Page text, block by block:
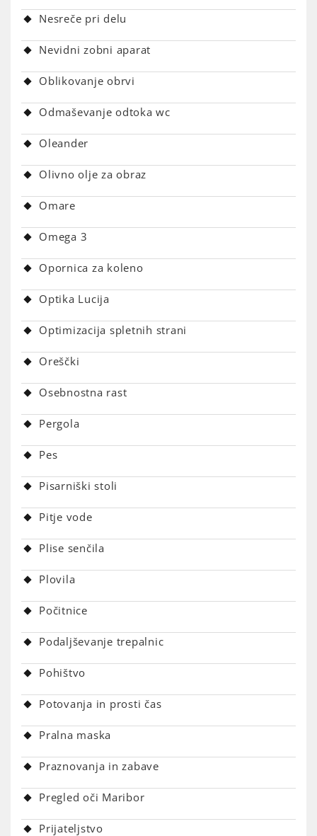
Nesreče pri delu
Nevidni zobni aparat
Oblikovanje obrvi
Odmaševanje odtoka wc
Oleander
Olivno olje za obraz
Omare
Omega 3
Opornica za koleno
Optika Lucija
Optimizacija spletnih strani
Oreščki
Osebnostna rast
Pergola
Pes
Pisarniški stoli
Pitje vode
Plise senčila
Plovila
Počitnice
Podaljševanje trepalnic
Pohištvo
Potovanja in prosti čas
Pralna maska
Praznovanja in zabave
Pregled oči Maribor
Prijateljstvo